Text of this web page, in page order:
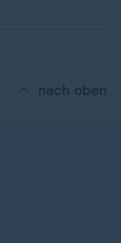
nach oben